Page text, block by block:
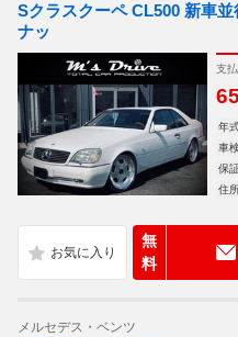
Sクラスクーペ CL500 新車
ナッ
支
年
車検
保
住
無
料
メルセデス・ベンツ